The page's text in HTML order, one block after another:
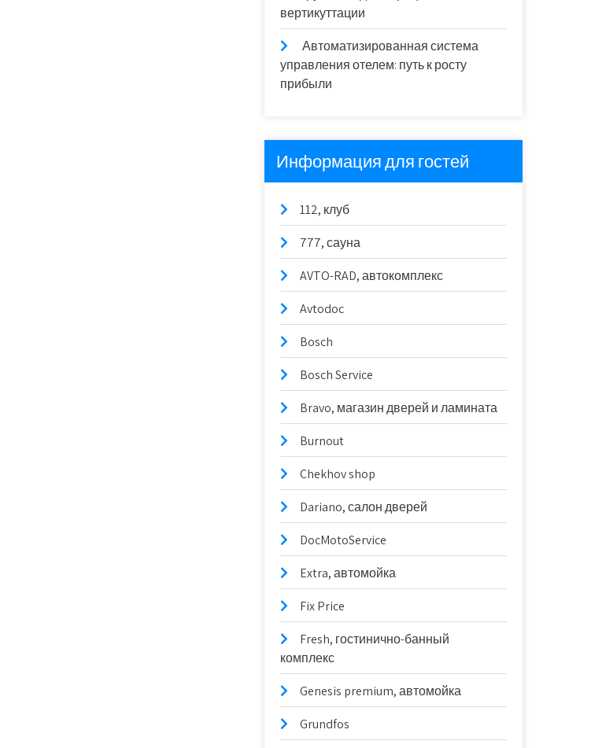
вертикуттации
Автоматизированная система
управления отелем: путь к росту
прибыли
Информация для гостей
112, клуб
777, сауна
AVTO-RAD, автокомплекс
Avtodoc
Bosch
Bosch Service
Bravo, магазин дверей и ламината
Burnout
Chekhov shop
Dariano, салон дверей
DocMotoService
Extra, автомойка
Fix Price
Fresh, гостинично-банный
комплекс
Genesis premium, автомойка
Grundfos